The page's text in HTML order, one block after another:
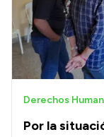
Por la
Derechos